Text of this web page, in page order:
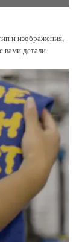
и изображения,
вами детали